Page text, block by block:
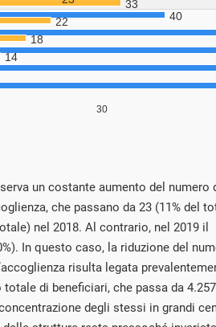
un costante aumento del numero
che passano da 23 (11% del
nel 2018. Al contrario, nel 2019 il
In questo caso, la riduzione del
risulta legata
di beneficiari, che passa da
degli stessi in grandi